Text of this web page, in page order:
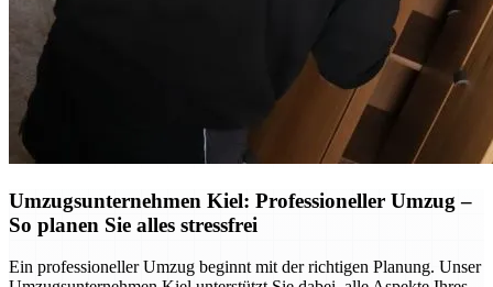
Umzugsunternehmen Kiel: Professioneller Umzug –
So planen Sie alles stressfrei
Ein professioneller Umzug beginnt mit der richtigen Planung. Unser